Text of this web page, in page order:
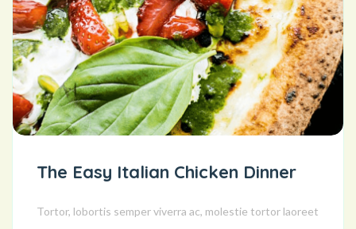
The Easy Italian Chicken Dinner
Tortor, lobortis semper viverra ac, molestie tortor laoreet